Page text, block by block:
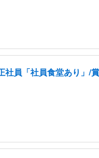
社員「社員食堂あり」/